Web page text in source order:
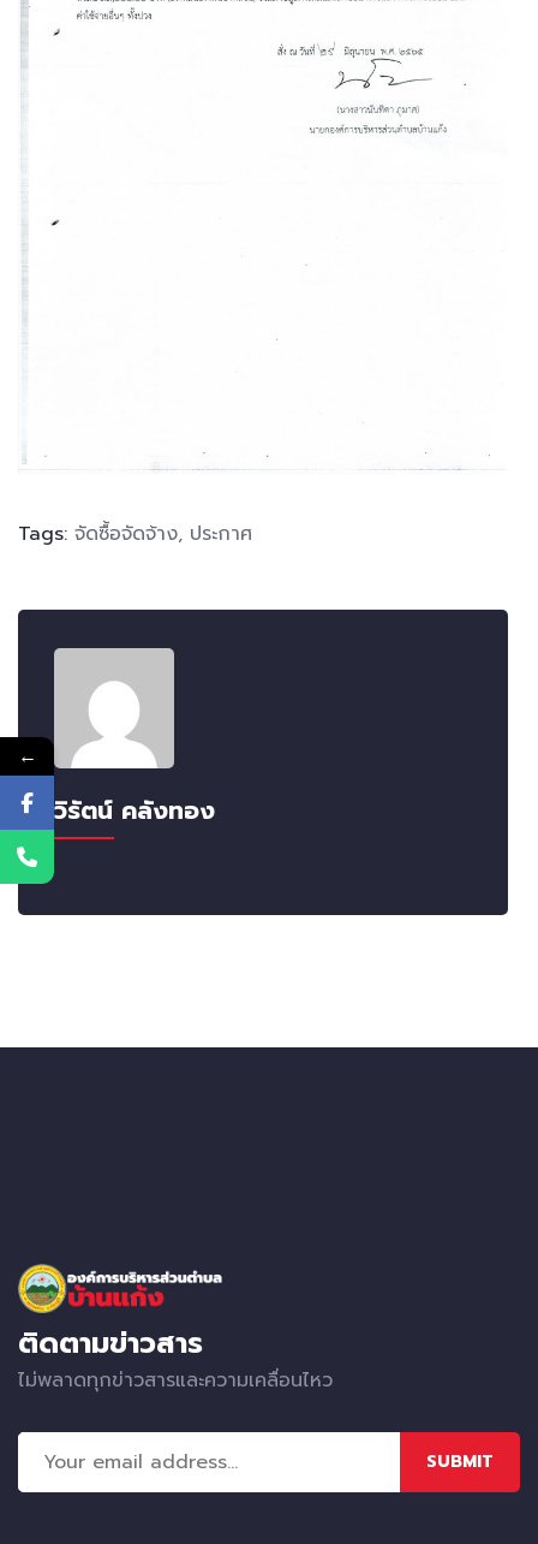
Tags: จัดซื้อจัดจ้าง, ประกาศ
วิรัตน์ คลังทอง
ติดตามข่าวสาร
ไม่พลาดทุกข่าวสารและความเคลื่อนไหว
SUBMIT
←